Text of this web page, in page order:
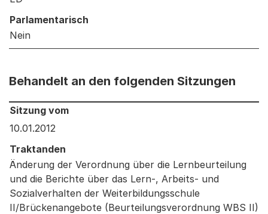
Parlamentarisch
Nein
Behandelt an den folgenden Sitzungen
Behandelt an den folgenden Sitzungen: Informationen
Sitzung vom
10.01.2012
Traktanden
Änderung der Verordnung über die Lernbeurteilung
und die Berichte über das Lern-, Arbeits- und
Sozialverhalten der Weiterbildungsschule
II/Brückenangebote (Beurteilungsverordnung WBS II)